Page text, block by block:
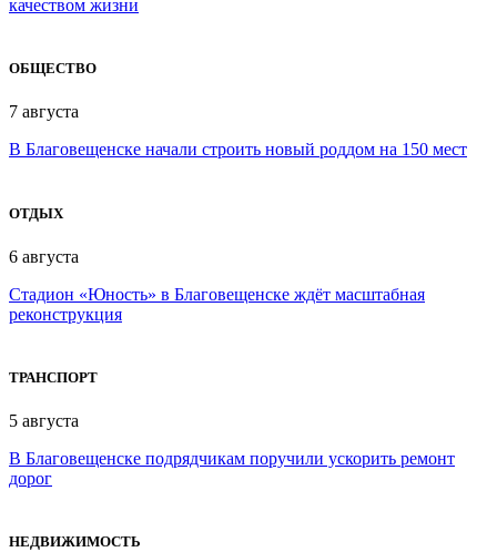
качеством жизни
ОБЩЕСТВО
7 августа
В Благовещенске начали строить новый роддом на 150 мест
ОТДЫХ
6 августа
Стадион «Юность» в Благовещенске ждёт масштабная
реконструкция
ТРАНСПОРТ
5 августа
В Благовещенске подрядчикам поручили ускорить ремонт
дорог
НЕДВИЖИМОСТЬ